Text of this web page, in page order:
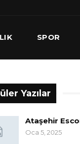
SPOR
Yazılar
Ataşehir
Oca 5, 2025